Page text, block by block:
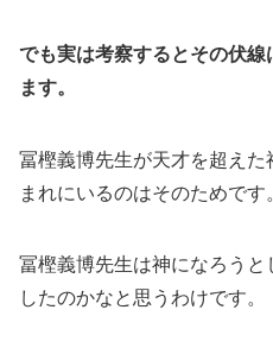
でも実は考察するとその伏
ます。
冨樫義博先生が天才を超え
まれにいるのはそのためです
冨樫義博先生は神になろう
したのかなと思うわけです。